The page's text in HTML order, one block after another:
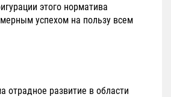
этого норматива
успехом на пользу всем
отрадное развитие в области